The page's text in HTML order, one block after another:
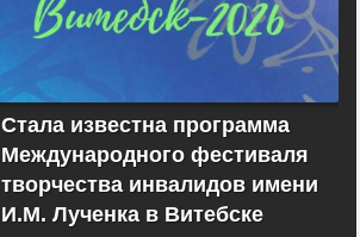
Стала известна программа
Международного фестиваля
творчества инвалидов имени
И.М. Лученка в Витебске